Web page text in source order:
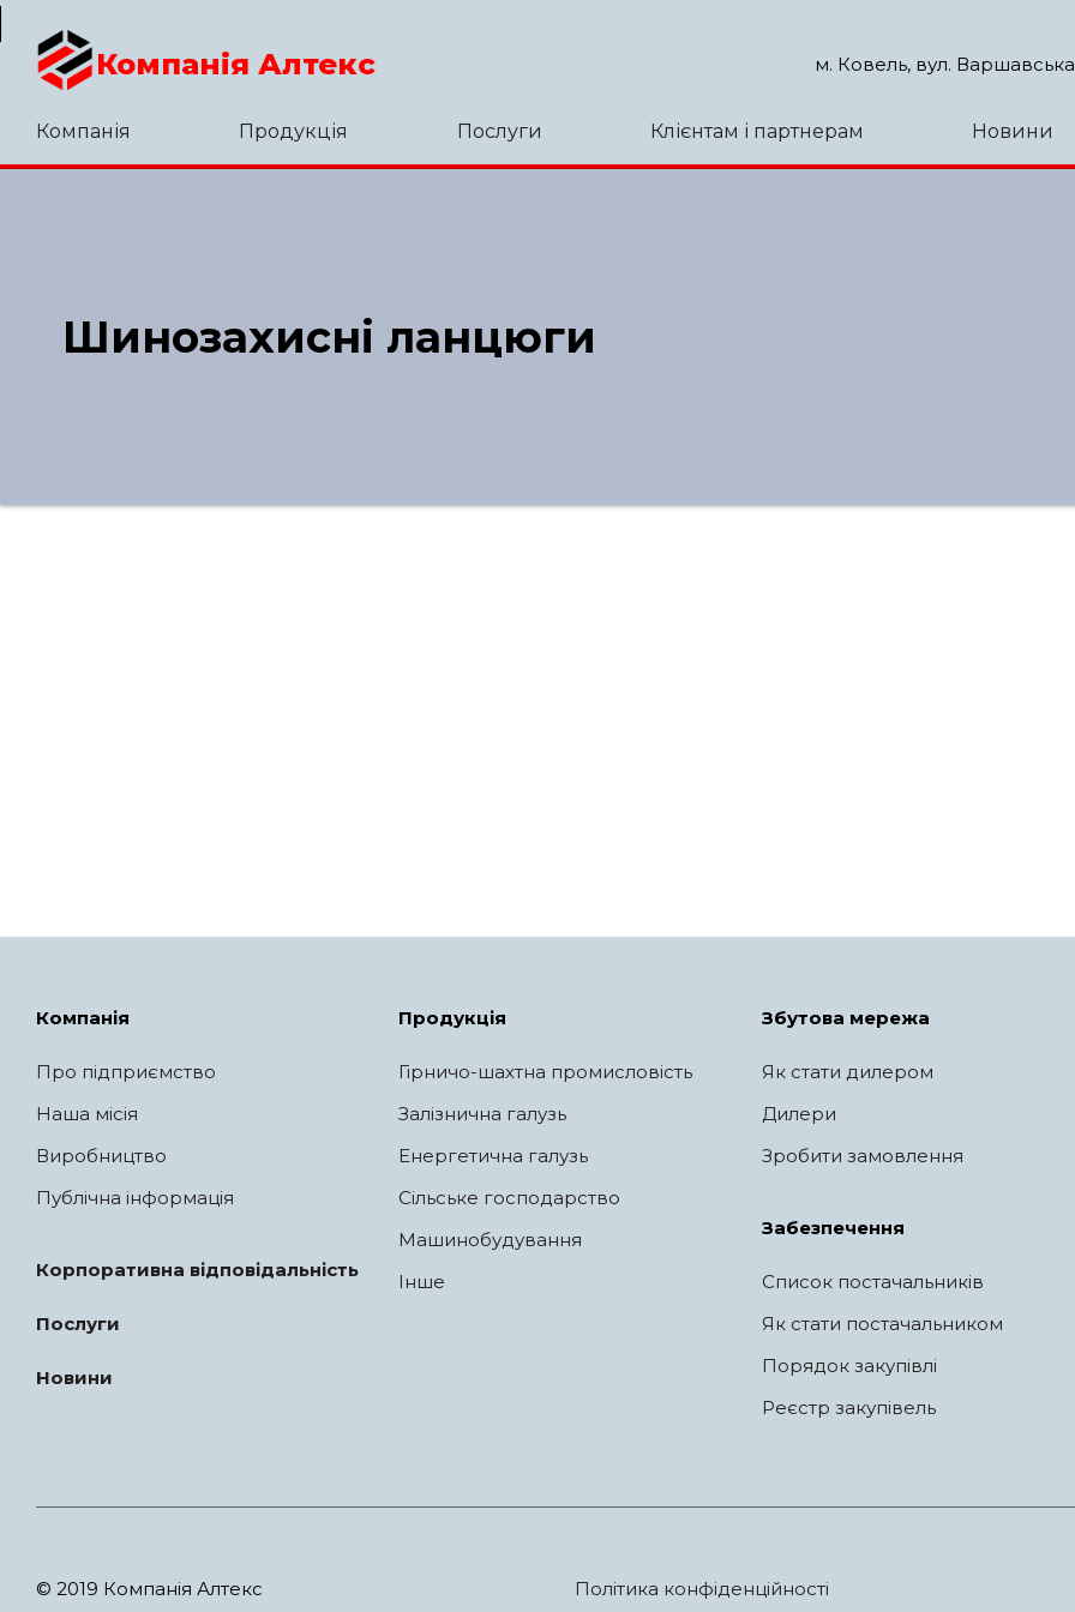
Компанія Алтекс м. Ковель, вул. Варшавська
Компанія Продукція Послуги Клієнтам і партнерам Новини
Шинозахисні ланцюги
Компанія
Про підприємство
Наша місія
Виробництво
Публічна інформація
Корпоративна відповідальність
Послуги
Новини
Продукція
Гірничо-шахтна промисловість
Залізнична галузь
Енергетична галузь
Сільське господарство
Машинобудування
Інше
Збутова мережа
Як стати дилером
Дилери
Зробити замовлення
Забезпечення
Список постачальників
Як стати постачальником
Порядок закупівлі
Реєстр закупівель
© 2019 Компанія Алтекс Політика конфіденційності